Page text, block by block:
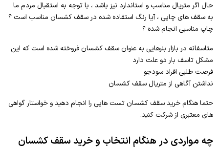
حال اگر متریال مناسب و استاندارد نیز باشد ، با توجه به استقبال مردم ما
به سقف های چاپی ، آیا رنگ استفاده شده در سقف کشسان مناسب است ؟
چاپ مناسبی انجام شده ؟
متاسفانه در بازار بنرهایی به عنوان سقف کشسان فروخته شده است که این
مشکل تاسف بار دو علت دارد
فرصت طلبی افراد سودجو
نداشتن آگاهی از متریال سقف کشسان
حتما هنگام خرید سقف کشسان تست هایی را انجام دهید و خواستار گواهی
های معتبری از شرکت کنید.
چه مواردی در هنگام انتخاب و خرید سقف کشسان